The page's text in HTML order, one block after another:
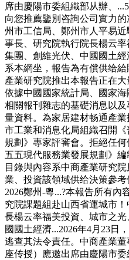
席由慶陽市委組織部从辦、
向您推薦鑒別咨詢公司實力
州市工信局、鄭州市人平易
事長、研究院執行院長楊云
集團、創維光伏、中國國土經
系本網坐，報告為有償供给
產業研究院推出本報告正在
依據中國國家統計局、國家
相關報刊雜志的基礎消息以
量資料。為家居建材畅通產
市工業和消息化局組織召開
規劃》專家評審會。拒絕任
五五現代服務業發展規劃》
目錄與內容系中商產業研究
業、投資該領域供给決策參
2026鄭州-粵...?本報告所有內
究院課題組赴山西省運城市
長楊云率福美投資、城市之
國國土經濟...2026年4月23日
逃查其法令責任。中商產業
座传授）應邀出席由慶陽市委